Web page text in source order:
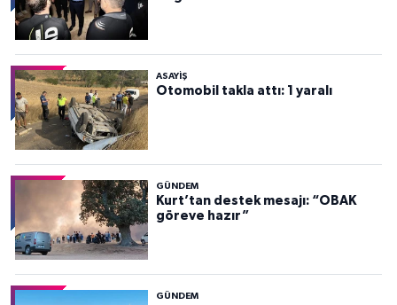
ASAYİŞ
Otomobil takla attı: 1 yaralı
GÜNDEM
Kurt’tan destek mesajı: “OBAK
göreve hazır”
GÜNDEM